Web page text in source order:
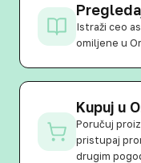
Istraži ceo
omiljene u
Kupuj u
Poručuj
pristupaj
drugim